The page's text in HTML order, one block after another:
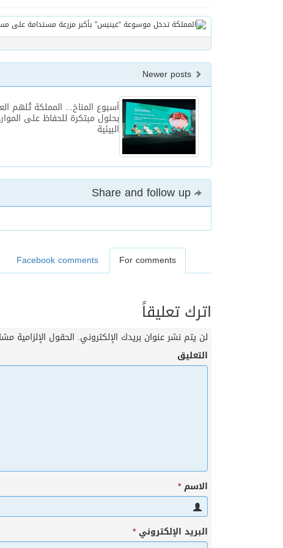
أسبوع المناخ... المملكة تُلهم
بحلول مبتكرة للحفاظ على
البيئية
For comments
Facebook comments
اترك تعليقاً
لن يتم نشر عنوان بريدك الإلكتروني. الحقول الإلزامية
التعليق
الاسم*
البريد الإلكتروني*